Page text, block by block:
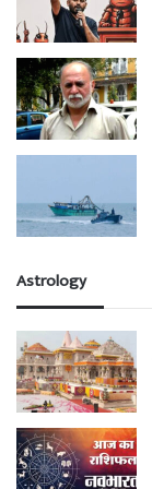
Astrology